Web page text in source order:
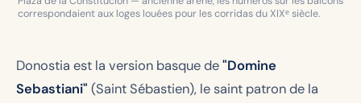
correspondaient aux loges louées pour les corridas du XIXᵉ siècle.
Donostia est la version basque de"Domine
Sebastiani" (Saint Sébastien), le saint patron de la